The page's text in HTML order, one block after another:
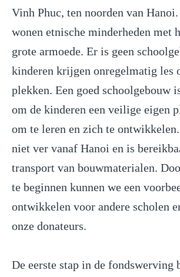
Vinh Phuc, ten noorden van
wonen etnische minderheden met
grote armoede. Er is geen
kinderen krijgen onregelmatig les
plekken. Een goed schoolgebouw
om de kinderen een veilige eigen
om te leren en zich te
niet ver vanaf Hanoi en is
transport van bouwmaterialen.
te beginnen kunnen we een
ontwikkelen voor andere scholen
onze donateurs.
De eerste stap in de fondswerving